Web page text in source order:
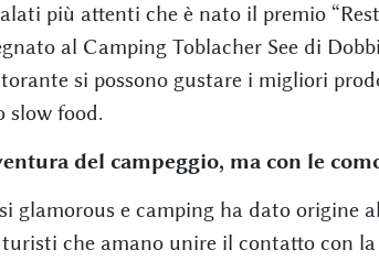
più attenti che è nato il premio
al Camping Toblacher See di
si possono gustare i migliori
slow food.
del campeggio, ma con le
glamorous e camping ha dato origine
che amano unire il contatto con